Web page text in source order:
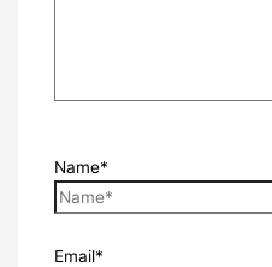
Name*
Email*